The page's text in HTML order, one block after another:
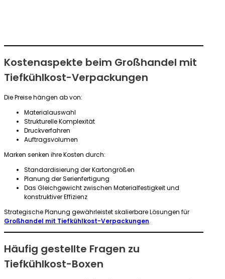
Kostenaspekte beim Großhandel mit
Tiefkühlkost-Verpackungen
Die Preise hängen ab von:
Materialauswahl
Strukturelle Komplexität
Druckverfahren
Auftragsvolumen
Marken senken ihre Kosten durch:
Standardisierung der Kartongrößen
Planung der Serienfertigung
Das Gleichgewicht zwischen Materialfestigkeit und
konstruktiver Effizienz
Strategische Planung gewährleistet skalierbare Lösungen für
Großhandel mit Tiefkühlkost-Verpackungen.
Häufig gestellte Fragen zu
Tiefkühlkost-Boxen